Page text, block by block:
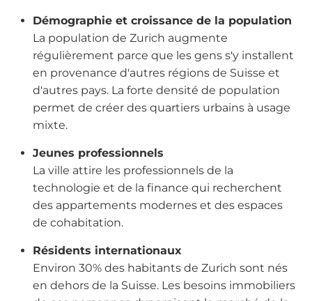
Démographie et croissance de la population
La population de Zurich augmente
régulièrement parce que les gens s'y installent
en provenance d'autres régions de Suisse et
d'autres pays. La forte densité de population
permet de créer des quartiers urbains à usage
mixte.
Jeunes professionnels
La ville attire les professionnels de la
technologie et de la finance qui recherchent
des appartements modernes et des espaces
de cohabitation.
Résidents internationaux
Environ 30% des habitants de Zurich sont nés
en dehors de la Suisse. Les besoins immobiliers